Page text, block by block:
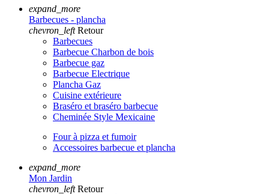
expand_more
Barbecues - plancha
chevron_left Retour
Barbecues
Barbecue Charbon de bois
Barbecue gaz
Barbecue Electrique
Plancha Gaz
Cuisine extérieure
Braséro et braséro barbecue
Cheminée Style Mexicaine
Four à pizza et fumoir
Accessoires barbecue et plancha
expand_more
Mon Jardin
chevron_left Retour